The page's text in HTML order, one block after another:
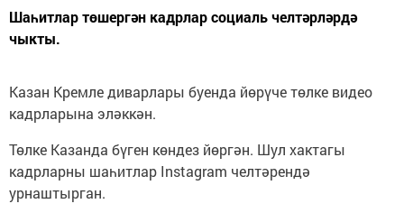
Шаһитлар төшергән кадрлар социаль челтәрләрдә
чыкты.
Казан Кремле диварлары буенда йөрүче төлке видео
кадрларына эләккән.
Төлке Казанда бүген көндез йөргән. Шул хактагы
кадрларны шаһитлар Instagram челтәрендә
урнаштырган.